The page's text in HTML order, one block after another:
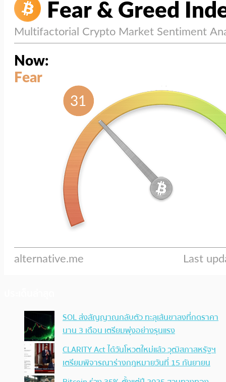
SOL ส่งสัญญาณกลับตัว ทะลุเส้นขาลงที่กดราคา
นาน 3 เดือน เตรียมพุ่งอย่างรุนแรง
CLARITY Act ได้วันโหวตใหม่แล้ว วุฒิสภาสหรัฐฯ
เตรียมพิจารณาร่างกฎหมายวันที่ 15 กันยายน